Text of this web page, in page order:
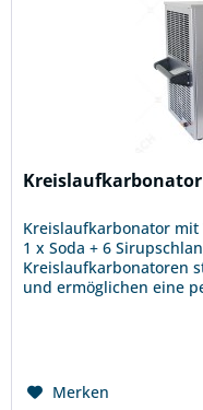
Kreislaufkarbonator
Kreislaufkarbonator mit
1 x Soda + 6
Kreislaufkarbonatoren
und ermöglichen eine
Merken